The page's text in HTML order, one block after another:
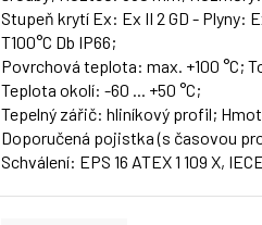
Stupeň krytí Ex: Ex II 2 GD - Plyny:
T100°C Db IP66;
Povrchová teplota: max. +100 °C;
Teplota okolí: -60 ... +50 °C;
Tepelný zářič: hliníkový profil;
Doporučená pojistka (s časovou
Schválení: EPS 16 ATEX 1 109 X,